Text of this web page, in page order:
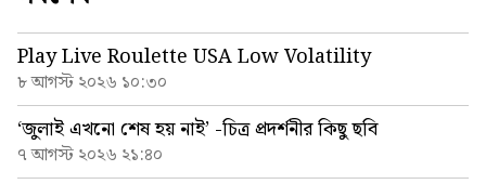
Play Live Roulette USA Low Volatility
৮ আগস্ট ২০২৬ ১০:৩০
‘জুলাই এখনো শেষ হয় নাই’ -চিত্র প্রদর্শনীর কিছু ছবি
৭ আগস্ট ২০২৬ ২১:৪০